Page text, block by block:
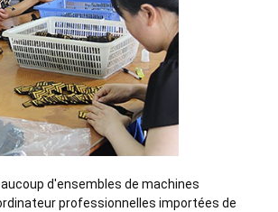
d'ensembles de machines
professionnelles importées de